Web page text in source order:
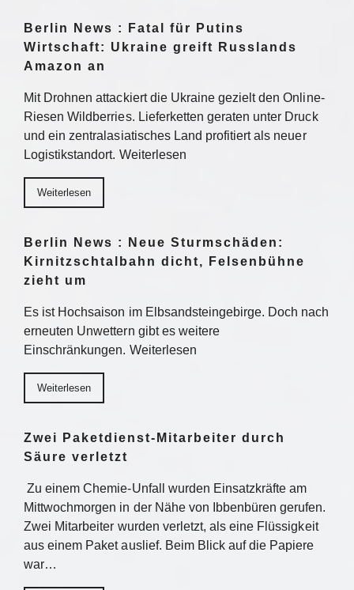
Berlin News : Fatal für Putins
Wirtschaft: Ukraine greift Russlands
Amazon an
Mit Drohnen attackiert die Ukraine gezielt den Online-
Riesen Wildberries. Lieferketten geraten unter Druck
und ein zentralasiatisches Land profitiert als neuer
Logistikstandort. Weiterlesen
Weiterlesen
Berlin News : Neue Sturmschäden:
Kirnitzschtalbahn dicht, Felsenbühne
zieht um
Es ist Hochsaison im Elbsandsteingebirge. Doch nach
erneuten Unwettern gibt es weitere
Einschränkungen. Weiterlesen
Weiterlesen
Zwei Paketdienst-Mitarbeiter durch
Säure verletzt
Zu einem Chemie-Unfall wurden Einsatzkräfte am
Mittwochmorgen in der Nähe von Ibbenbüren gerufen.
Zwei Mitarbeiter wurden verletzt, als eine Flüssigkeit
aus einem Paket auslief. Beim Blick auf die Papiere
war…